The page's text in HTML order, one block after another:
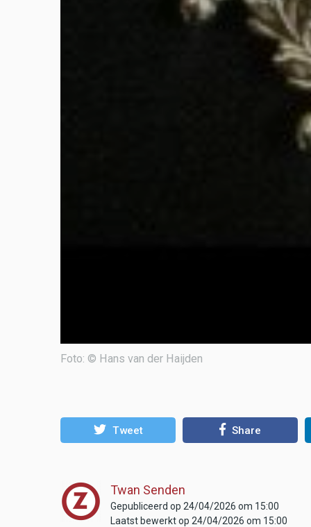
Foto: © Hans van der Haijden
Tweet Share
Twan Senden
Gepubliceerd op 24/04/2026 om 15:00
Laatst bewerkt op 24/04/2026 om 15:00